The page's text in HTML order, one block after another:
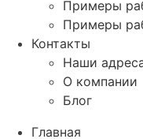
Примеры
Примеры
Контакты
Наши
О компании
Блог
Главная